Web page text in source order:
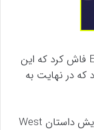
ریتا در صحبت با Entertainment Tonight فاش کرد که این
که در نهایت به
جاستین با یادآوری ملاقات آنها پس از نمایش داستان West